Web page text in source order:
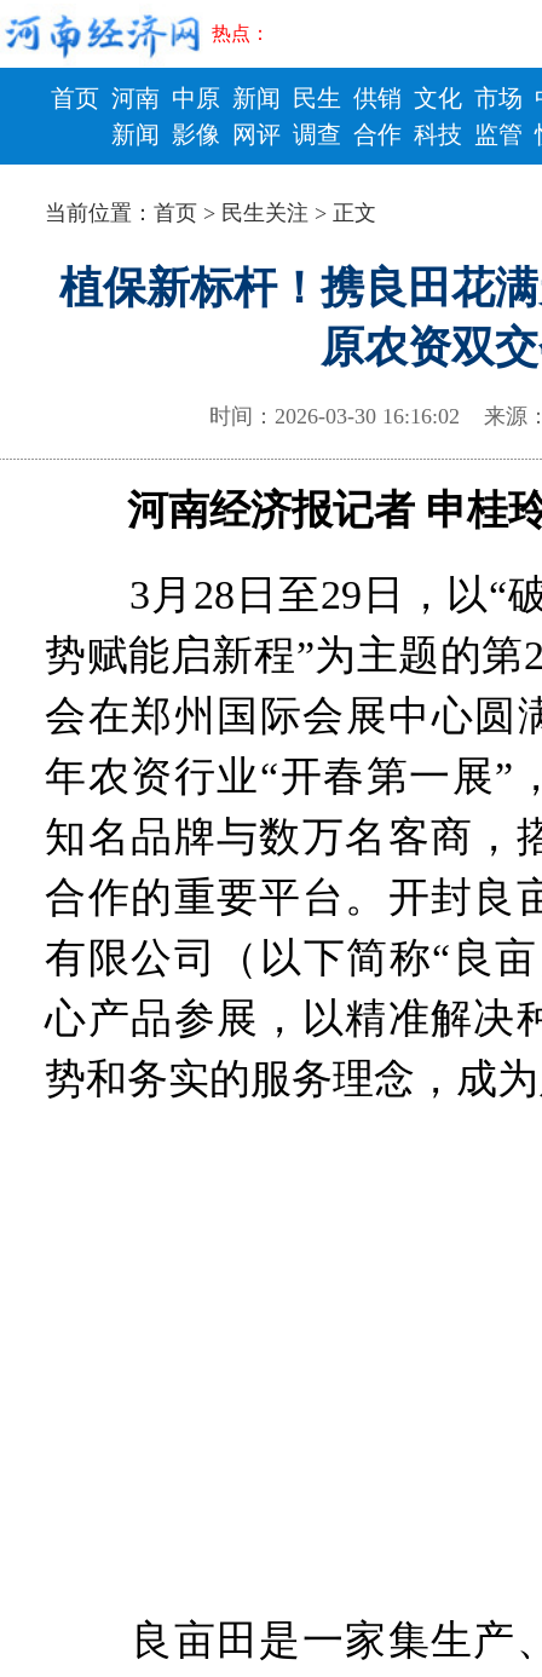
热点：
首页 河南
新闻
中原
影像
新闻
网评
民生
调查
供销
合作
文化
科技
市场
监管
财政 健康
当前位置：首页 > 民生关注 > 正文
植保新标杆！携良田花
原农资双
时间：2026-03-30 16:16:02 来
河南经济报记者 申桂
3月28日至29日，以“
势赋能启新程”为主题的第
会在郑州国际会展中心圆
年农资行业“开春第一展”
知名品牌与数万名客商，
合作的重要平台。开封良
有限公司（以下简称“良
心产品参展，以精准解决
势和务实的服务理念，成
良亩田是一家集生产